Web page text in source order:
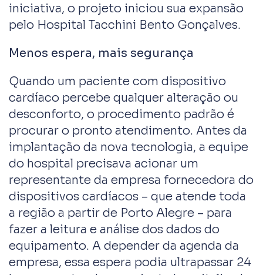
iniciativa, o projeto iniciou sua expansão
pelo Hospital Tacchini Bento Gonçalves.
Menos espera, mais segurança
Quando um paciente com dispositivo
cardíaco percebe qualquer alteração ou
desconforto, o procedimento padrão é
procurar o pronto atendimento. Antes da
implantação da nova tecnologia, a equipe
do hospital precisava acionar um
representante da empresa fornecedora do
dispositivos cardíacos – que atende toda
a região a partir de Porto Alegre – para
fazer a leitura e análise dos dados do
equipamento. A depender da agenda da
empresa, essa espera podia ultrapassar 24